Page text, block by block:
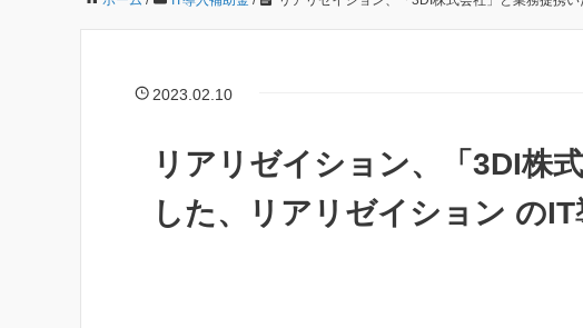
2023.02.10
リアリゼイション、「3DI株
した、リアリゼイション の